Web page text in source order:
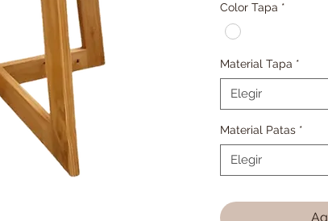
Color Tapa *
Material Tapa *
Elegir
Material Patas *
Elegir